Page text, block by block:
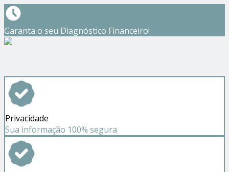
Garanta o seu Diagnóstico Financeiro!
Privacidade
Sua informação 100% segura